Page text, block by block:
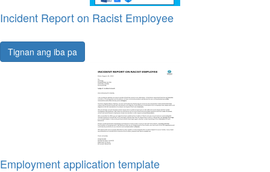
Incident Report on Racist Employee
Tignan ang iba pa
Employment application template